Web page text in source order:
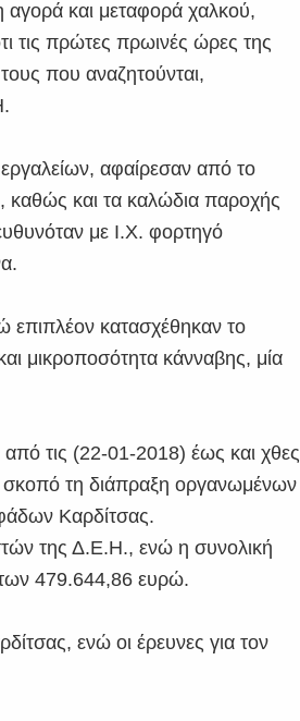
αγορά και μεταφορά χαλκού,
τις πρώτες πρωινές ώρες της
που αναζητούνται,
αφαίρεσαν από το
καθώς και τα καλώδια παροχής
με Ι.Χ. φορτηγό
επιπλέον κατασχέθηκαν το
μικροποσότητα κάνναβης, μία
τις (22-01-2018) έως και χθες
σκοπό τη διάπραξη οργανωμένων
Καρδίτσας.
της Δ.Ε.Η., ενώ η συνολική
των 479.644,86 ευρώ.
ενώ οι έρευνες για τον